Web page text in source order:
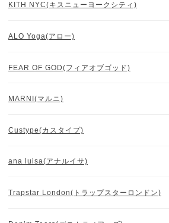
KITH NYC(キスニューヨークシティ)
ALO Yoga(アロー)
FEAR OF GOD(フィアオブゴッド)
MARNI(マルニ)
Custype(カスタイプ)
ana luisa(アナルイサ)
Trapstar London(トラップスターロンドン)